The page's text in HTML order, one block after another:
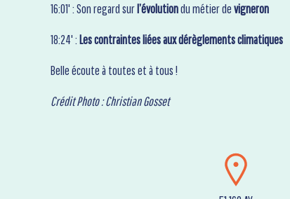
16:01' : Son regard surl’évolutiondu métier devigneron
18:24' :Les contraintes liées aux dérèglements climatiques
Belle écoute à toutes et à tous !
Crédit Photo : Christian Gosset